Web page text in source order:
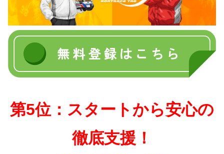
第5位：スタートから安心の
徹底支援！